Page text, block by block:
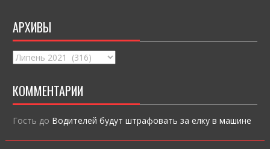
АРХИВЫ
Архивы
КОММЕНТАРИИ
Гость до Водителей будут штрафовать за елку в машине